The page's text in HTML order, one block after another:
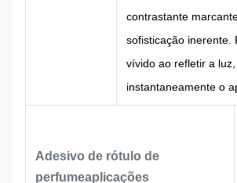
contrastante
sofisticação inerente.
vívido ao refletir a
instantaneamente o
substrato de alumínio
excelente
Adesivo de rótulo de
perfumeaplicações